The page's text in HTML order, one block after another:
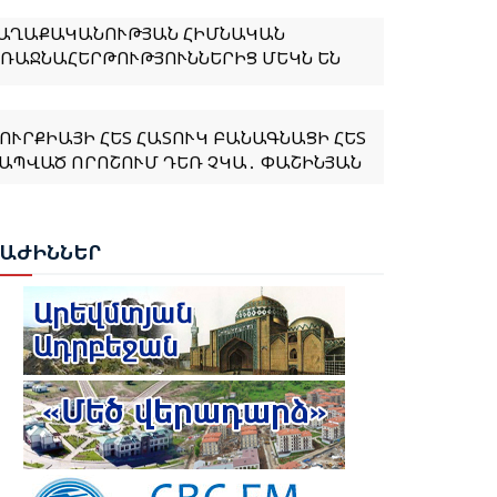
ՄԵԿՆ ԵՆ
ՈՐՈՇՈՒՄ ԴԵՌ ՉԿԱ․ ՓԱՇԻՆՅԱՆ
ԵՐԲԵՔ ՉԻ ԹՈՂՆԻ ԻՐ
ԵՂԲԱՅՐՆԵՐԻՆ ԵՎ
ՄԵՆԱԿ․ ԷՐԴՈՂԱՆ
ՍԿՍԵԼ Է ԱՔՅԱՔԱ-ԳՅՈՒՄՐԻ
ՎԵՐԱԿԱՆԳՆՈՒՄԸ
ԻՆՆԵՐ